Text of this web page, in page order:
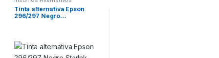
Tinta alternativa Epson
296/297 Negro…